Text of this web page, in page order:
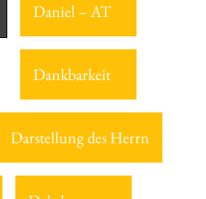
Daniel – AT
Dankbarkeit
Darstellung des Herrn